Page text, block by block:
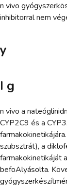
n vivo
inhibitorral nem
y
I g
n vivo a
CYP2C9 és a
szubsztrát), a
farmakokinetikáját
befoAlyásolta.